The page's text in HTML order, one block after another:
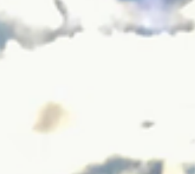
點點恢復，手術傷口不再流膿，只等著慢慢癒合。
三週後，麥小姐再次預約了第二次骶骨治療，味覺
又好了一些；又過了大約兩星期，她的味覺已完全
恢復。麥小姐對身體的改善感到很欣喜。 髗骶骨療